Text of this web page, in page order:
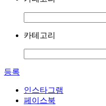
카테고리
등록
인스타그램
페이스북